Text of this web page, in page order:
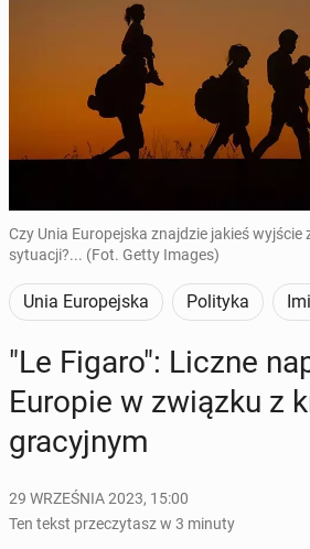
Czy Unia Europejska znajdzie jakieś wyjście
sytuacji?... (Fot. Getty Images)
Unia Europejska Polityka
"Le Figaro": Liczne
Europie w związku z
gra­cyj­nym
29 WRZEŚNIA 2023, 15:00
Ten tekst przeczytasz w 3 minuty